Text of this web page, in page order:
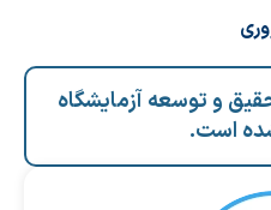
و توسعه آزمایشگاه
است.